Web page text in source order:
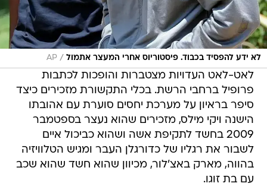
לא ידע להפסיד בכבוד. פיסטוריוס אחרי המעצר אתמול /
AP
לאט-לאט העדויות מצטברות והופכות לכתבות
פרופיל ברחבי הרשת. בכלי התקשורת מזכירים כיצד
סיפר בראיון על מערכת יחסים סוערת עם אהובתו
הישנה ויקי מילס, מזכירים שהוא נעצר בספטמבר
2009 בחשד לתקיפת אשה ושהוא כביכול איים
לשבור את רגליו של כדורגלן העבר ומגיש הטלוויזיה
בהווה, מארק באצ'לור, מכיוון שהוא חשד שהוא שכב
עם בת זוגו.